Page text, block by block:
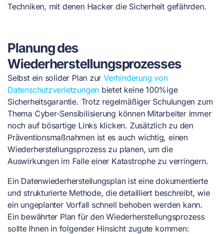
Techniken, mit denen Hacker die Sicherheit gefährden.
Planung des
Wiederherstellungsprozesses
Selbst ein solider Plan zurVerhinderung von
Datenschutzverletzungen bietet keine 100%ige
Sicherheitsgarantie. Trotz regelmäßiger Schulungen zum
Thema Cyber-Sensibilisierung können Mitarbeiter immer
noch auf bösartige Links klicken. Zusätzlich zu den
Präventionsmaßnahmen ist es auch wichtig, einen
Wiederherstellungsprozess zu planen, um die
Auswirkungen im Falle einer Katastrophe zu verringern.
Ein Datenwiederherstellungsplan ist eine dokumentierte
und strukturierte Methode, die detailliert beschreibt, wie
ein ungeplanter Vorfall schnell behoben werden kann.
Ein bewährter Plan für den Wiederherstellungsprozess
sollte Ihnen in folgender Hinsicht zugute kommen: